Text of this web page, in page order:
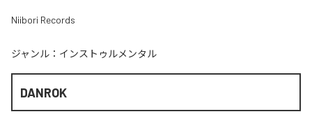
Niibori Records
ジャンル： インストゥルメンタル
DANROK